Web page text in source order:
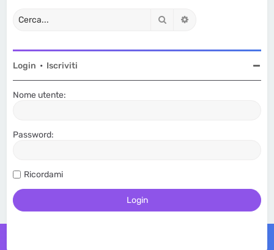
Cerca
Login • Iscriviti
Nome utente:
Password:
Ricordami